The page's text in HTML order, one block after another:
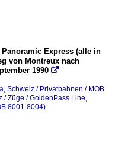
Panoramic Express (alle in
von Montreux nach
1990 
, Schweiz / Privatbahnen / MOB
/ Züge / GoldenPass Line,
8001-8004)